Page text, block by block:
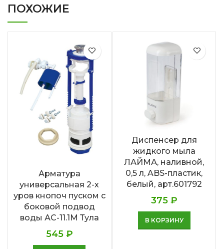
ПОХОЖИЕ
Арматура
универсальная 2-х
уров кнопоч пуском с
боковой подвод
воды АС-11.1М Тула
545 ₽
Диспенсер для
жидкого мыла
ЛАЙМА, наливной,
0,5 л, ABS-пластик,
белый, арт.601792
375 ₽
В КОРЗИНУ